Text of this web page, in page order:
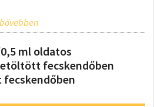
ml oldatos
fecskendőben